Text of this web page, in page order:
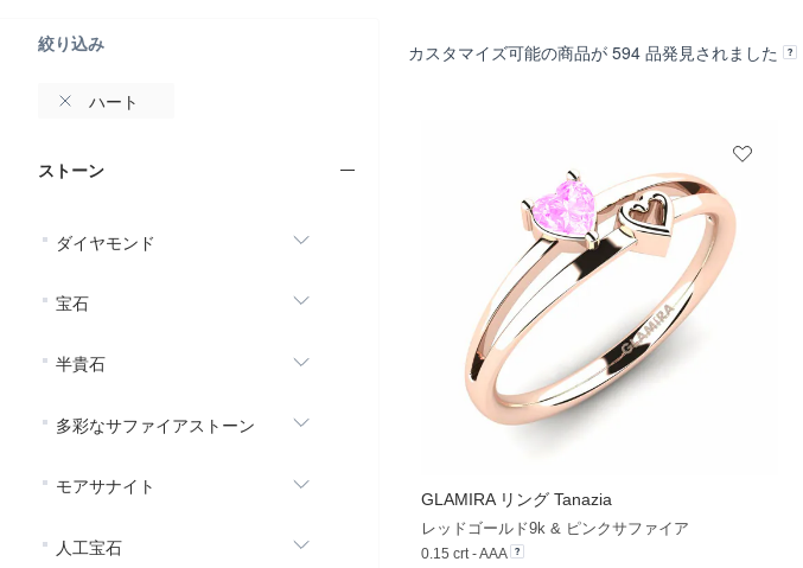
カスタマイズ可能の商品が 594 品発見されました
GLAMIRAリング Tanazia
レッドゴールド9k & ピンクサファイア
0.15 crt - AAA
絞り込み
ハート
ストーン
ダイヤモンド
宝石
半貴石
多彩なサファイアストーン
モアサナイト
人工宝石